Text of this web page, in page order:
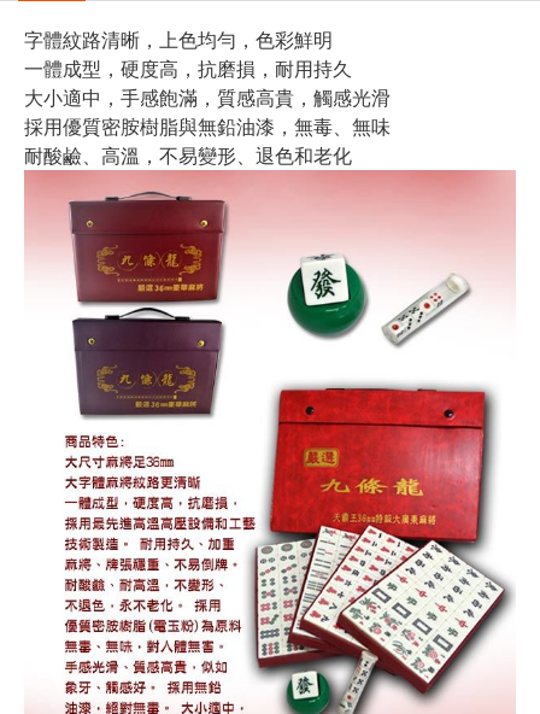
字體紋路清晰，上色均勻，色彩鮮明
一體成型，硬度高，抗磨損，耐用持久
大小適中，手感飽滿，質感高貴，觸感光滑
採用優質密胺樹脂與無鉛油漆，無毒、無味
耐酸鹼、高溫，不易變形、退色和老化